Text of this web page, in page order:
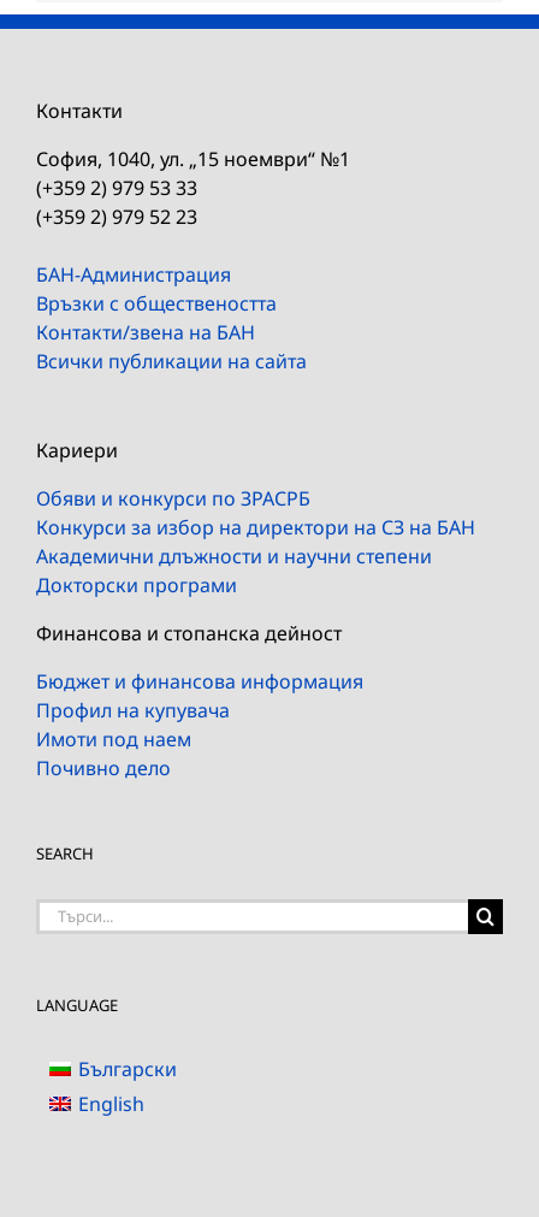
Контакти
София, 1040, ул. „15 ноември“ №1
(+359 2) 979 53 33
(+359 2) 979 52 23
БАН-Администрация
Връзки с обществеността
Контакти/звена на БАН
Всички публикации на сайта
Кариери
Обяви и конкурси по ЗРАСРБ
Конкурси за избор на директори на СЗ на БАН
Академични длъжности и научни степени
Докторски програми
Финансова и стопанска дейност
Бюджет и финансова информация
Профил на купувача
Имоти под наем
Почивно дело
SEARCH
Търсене
LANGUAGE
Български
English